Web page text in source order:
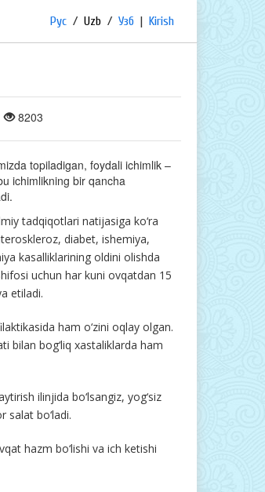
Рус / Uzb / Узб | Kirish
8203
topiladigan, foydali ichimlik –
ichimlikning bir qancha
tadqiqotlari natijasiga ko‘ra
diabet, ishemiya,
kasalliklarining oldini olishda
uchun har kuni ovqatdan 15
etiladi.
ham o‘zini oqlay olgan.
bilan bog‘liq xastaliklarda ham
ilinjida bo‘lsangiz, yog‘siz
salat bo‘ladi.
hazm bo‘lishi va ich ketishi